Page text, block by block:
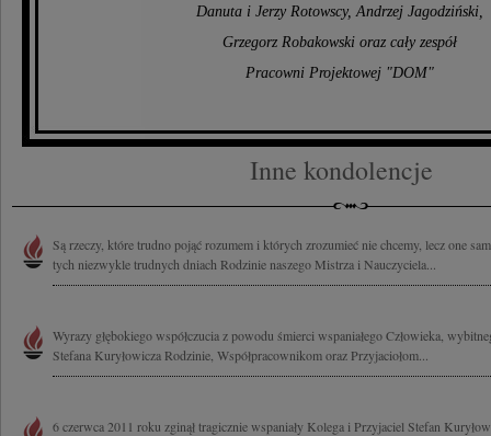
Danuta i Jerzy Rotowscy, Andrzej Jagodziński,
Grzegorz Robakowski oraz cały zespół
Pracowni Projektowej "DOM"
Inne kondolencje
Są rzeczy, które trudno pojąć rozumem i których zrozumieć nie chcemy, lecz one
tych niezwykle trudnych dniach Rodzinie naszego Mistrza i Nauczyciela...
Wyrazy głębokiego współczucia z powodu śmierci wspaniałego Człowieka,
Stefana Kuryłowicza Rodzinie, Współpracownikom oraz Przyjaciołom...
6 czerwca 2011 roku zginął tragicznie wspaniały Kolega i Przyjaciel Stefan